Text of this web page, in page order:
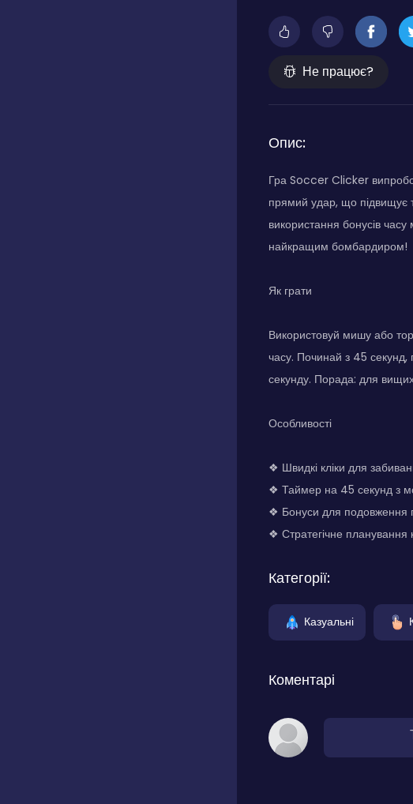
Не працює?
Опис:
Гра Soccer Clicker
прямий удар, що підвищує
використання бонусів часу
найкращим бомбардиром!
Як грати
Використовуй мишу або
часу. Починай з 45 секунд,
секунду. Порада: для вищих
Особливості
❖ Швидкі кліки для
❖ Таймер на 45 секунд з
❖ Бонуси для подовження
❖ Стратегічне планування
Категорії:
Казуальні
Коментарі